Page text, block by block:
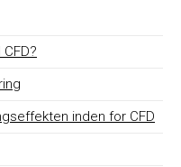
inden for CFD